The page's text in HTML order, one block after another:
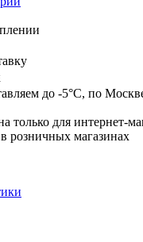
до -5°C, по
только для интернет-
розничных магазинах